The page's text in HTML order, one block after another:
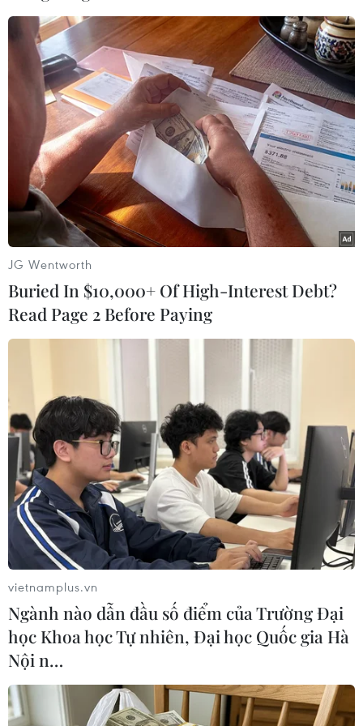
Người dân Thủ đô thưởng thức những món ăn đặc sản vùng
Nam Bộ ngay tại Hội chợ. (Ảnh: Thanh Tâm/Vietnam+)
Các sản phẩm tại Hội chợ được cam kết đảm bảo chất lượng.
(Ảnh: Thanh Tâm/Vietnam+)
JG Wentworth
Buried In $10,000+ Of High-Interest Debt?
Read Page 2 Before Paying
vietnamplus.vn
Ngành nào dẫn đầu số điểm của Trường Đại
học Khoa học Tự nhiên, Đại học Quốc gia Hà
Nội n…